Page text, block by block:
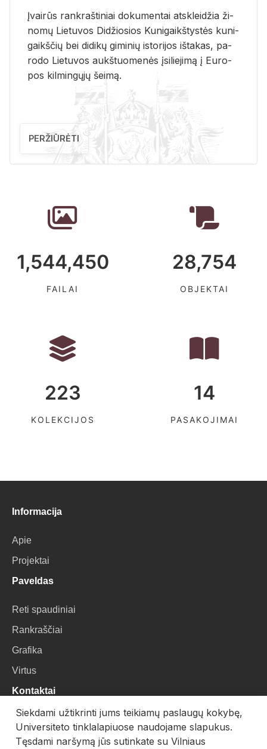
Įvai­rūs rank­raš­ti­niai do­ku­men­tai at­sklei­džia ži­
no­mų Lie­tu­vos Di­džio­sios Ku­ni­gaikš­tys­tės ku­ni­
gaikš­čių bei di­di­kų gi­mi­nių is­to­ri­jos iš­ta­kas, pa­
ro­do Lie­tu­vos aukš­tuo­me­nės įsi­lie­ji­mą į Eu­ro­
pos kil­min­gų­jų šei­mą.
PERŽIŪRĖTI
1,544,450
FAILAI
28,754
OBJEKTAI
223
KOLEKCIJOS
14
PASAKOJIMAI
Informacija
Apie
Projektai
Paveldas
Reti spaudiniai
Rankraščiai
Grafika
Virtus
Kontaktai
VU Biblioteka
Universiteto g. 3, LT-01122, Vilnius
Siekdami užtikrinti jums teikiamų paslaugų kokybę,
Universiteto tinklalapiuose naudojame slapukus.
Tęsdami naršymą jūs sutinkate su Vilniaus